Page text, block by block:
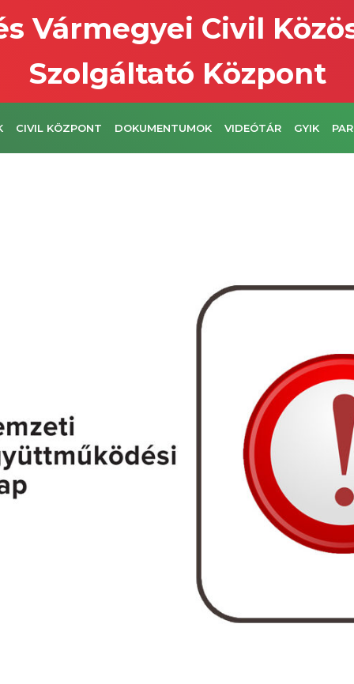
Vármegyei Civil
Szolgáltató Központ
CIVIL KÖZPONT DOKUMENTUMOK VIDEÓTÁR GYIK